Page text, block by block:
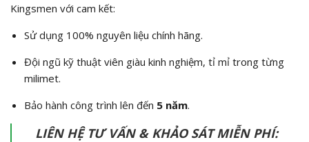
Kingsmen với cam kết:
Sử dụng 100% nguyên liệu chính hãng.
Đội ngũ kỹ thuật viên giàu kinh nghiệm, tỉ mỉ trong từng
milimet.
Bảo hành công trình lên đến 5 năm.
LIÊN HỆ TƯ VẤN & KHẢO SÁT MIỄN PHÍ: